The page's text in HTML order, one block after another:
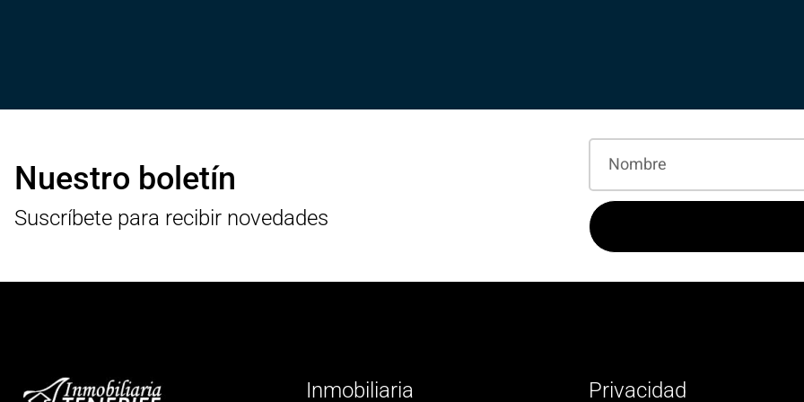
Nuestro boletín
Suscríbete para recibir novedades
Inmobiliaria Privacidad